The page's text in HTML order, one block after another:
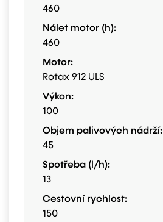
460
Nálet motor (h):
460
Motor:
Rotax 912 ULS
Výkon:
100
Objem palivových nádrží:
45
Spotřeba (l/h):
13
Cestovní rychlost:
150